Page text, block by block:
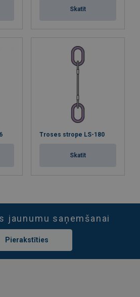
Skatīt
Troses strope LS-180
Skatīt
jaunumu saņemšanai
Pierakstīties